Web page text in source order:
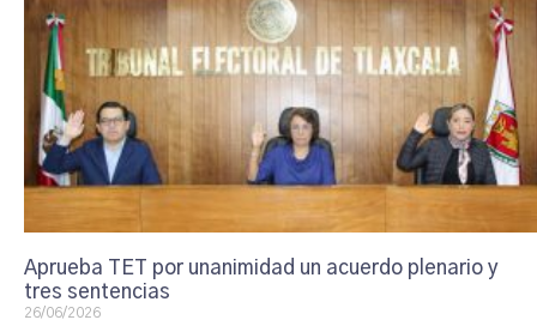
Aprueba TET por unanimidad un acuerdo plenario y
tres sentencias
26/06/2026